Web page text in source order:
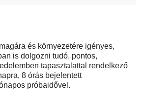
és környezetére igényes,
is dolgozni tudó, pontos,
tapasztalattal rendelkező
8 órás bejelentett
próbaidővel.